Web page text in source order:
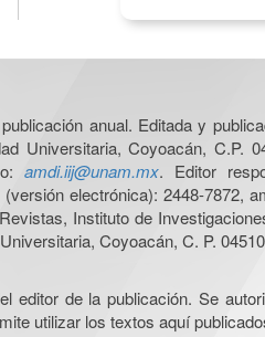
anual. Editada y
Universitaria, Coyoacán, C.P.
amdi.iij@unam.mx. Editor
electrónica): 2448-7872,
Instituto de
Coyoacán, C. P.
editor de la publicación. Se
utilizar los textos aquí